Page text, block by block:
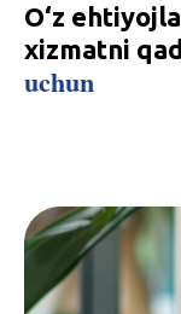
O‘z
xizmatni
uchun